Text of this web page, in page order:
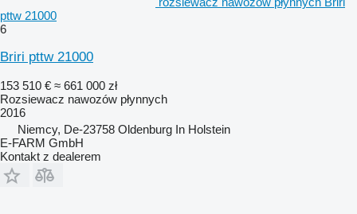
pttw 21000
6
Briri pttw 21000
153 510 € ≈ 661 000 zł
Rozsiewacz nawozów płynnych
2016
Niemcy, De-23758 Oldenburg In Holstein
E-FARM GmbH
Kontakt z dealerem